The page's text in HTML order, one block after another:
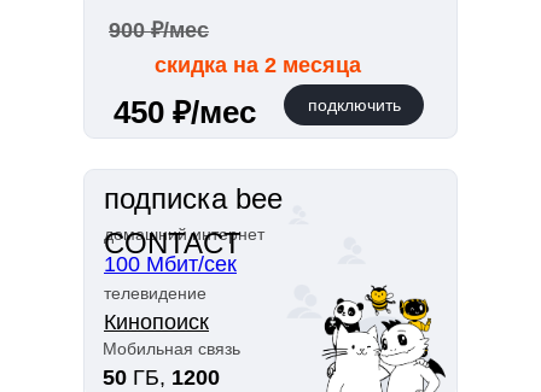
подписка bee
CONTACT
домашний интернет
телевидение
Мобильная связь
100 Мбит/сек
Кинопоиск
50 ГБ, 1200
подключить
450 ₽/мес
900 ₽/мес
скидка на 2 месяца